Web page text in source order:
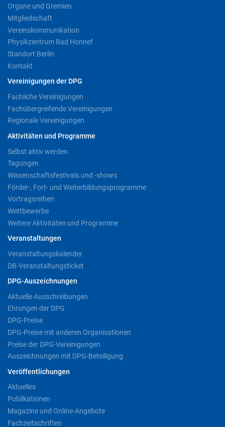
Organe und Gremien
Mitgliedschaft
Vereinskommunikation
Physikzentrum Bad Honnef
Standort Berlin
Kontakt
Vereinigungen der DPG
Fachliche Vereinigungen
Fachübergreifende Vereinigungen
Regionale Vereinigungen
Aktivitäten und Programme
Selbst aktiv werden
Tagungen
Wissenschaftsfestivals und -shows
Förder-, Fort- und Weiterbildungsprogramme
Vortragsreihen
Wettbewerbe
Weitere Aktivitäten und Programme
Veranstaltungen
Veranstaltungskalender
DB-Veranstaltungsticket
DPG-Auszeichnungen
Aktuelle Ausschreibungen
Ehrungen der DPG
DPG-Preise
DPG-Preise mit anderen Organisationen
Preise der DPG-Vereinigungen
Auszeichnungen mit DPG-Beteiligung
Veröffentlichungen
Aktuelles
Publikationen
Magazine und Online-Angebote
Fachzeitschriften